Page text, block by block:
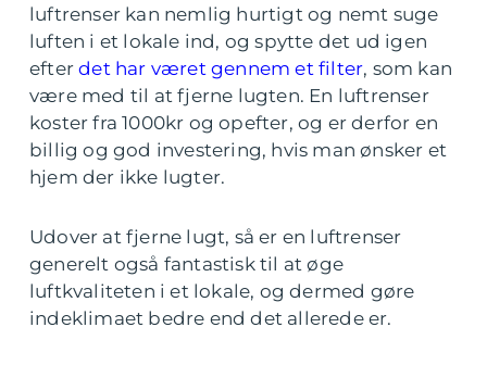
luftrenser kan nemlig hurtigt og nemt suge
luften i et lokale ind, og spytte det ud igen
efterdet har været gennem et filter, som kan
være med til at fjerne lugten. En luftrenser
koster fra 1000kr og opefter, og er derfor en
billig og god investering, hvis man ønsker et
hjem der ikke lugter.
Udover at fjerne lugt, så er en luftrenser
generelt også fantastisk til at øge
luftkvaliteten i et lokale, og dermed gøre
indeklimaet bedre end det allerede er.